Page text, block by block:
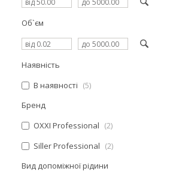
Об`єм
Наявність
В наявності
5
Бренд
OXXI Professional
2
Siller Professional
2
Вид допоміжної рідини